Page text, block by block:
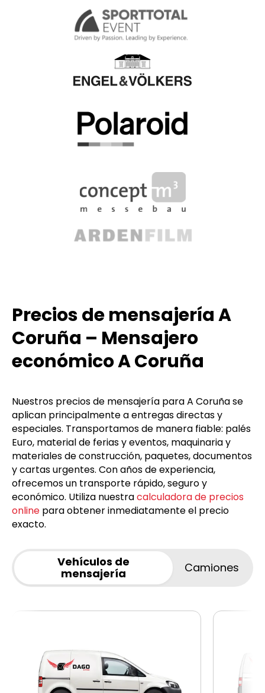
Precios de mensajería A
Coruña – Mensajero
económico A Coruña
Nuestros precios de mensajería para A Coruña se
aplican principalmente a entregas directas y
especiales. Transportamos de manera fiable: palés
Euro, material de ferias y eventos, maquinaria y
materiales de construcción, paquetes, documentos
y cartas urgentes. Con años de experiencia,
ofrecemos un transporte rápido, seguro y
económico. Utiliza nuestracalculadora de precios
online para obtener inmediatamente el precio
exacto.
Vehículos de
mensajería
Camiones